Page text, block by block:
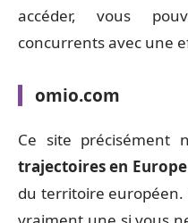
accéder, vous
concurrents avec une
omio.com
Ce site précisément
trajectoires en Europe
du territoire européen.